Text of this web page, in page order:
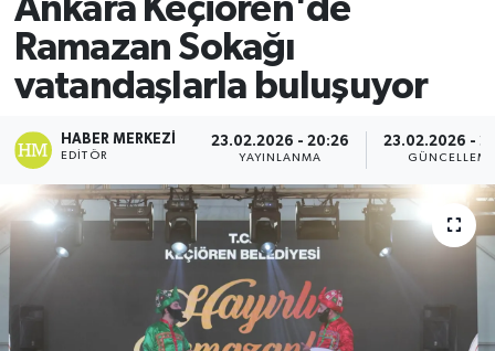
Ankara Keçiören'de
Ramazan Sokağı
vatandaşlarla buluşuyor
HABER MERKEZI
EDITÖR
23.02.2026 - 20:26
YAYINLANMA
23.02.2026 -
EKONOMİ
DÜNYA
MAGAZİN
YAŞAM
Aydin Namaz Vakitleri
Trafik Durumu
Süper Lig Puan Durumu ve Fikstür
Tüm Manşetler
Son Dakika Haberleri
Haber Arşivi